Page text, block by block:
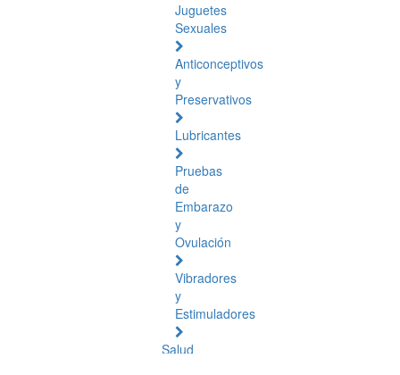
Juguetes
Sexuales
Anticonceptivos
y
Preservativos
Lubricantes
Pruebas
de
Embarazo
y
Ovulación
Vibradores
y
Estimuladores
Salud